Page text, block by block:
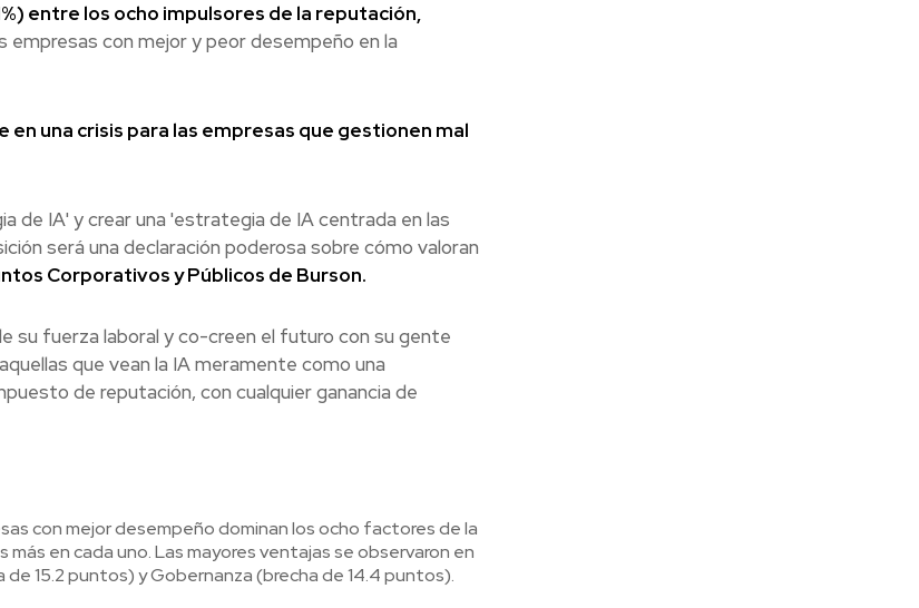
entre los ocho impulsores de la reputación,
empresas con mejor y peor desempeño en la
una crisis para las empresas que gestionen mal
de IA' y crear una 'estrategia de IA centrada en las
será una declaración poderosa sobre cómo valoran
Corporativos y Públicos de Burson.
su fuerza laboral y co-creen el futuro con su gente
que vean la IA meramente como una
de reputación, con cualquier ganancia de
con mejor desempeño dominan los ocho factores de la
en cada uno. Las mayores ventajas se observaron en
15.2 puntos) y Gobernanza (brecha de 14.4 puntos).